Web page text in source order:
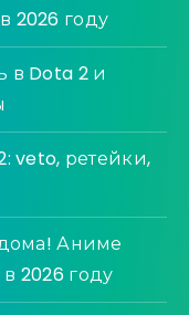
2026 году
в Dota 2 и
veto, ретейки,
Аниме
2026 году